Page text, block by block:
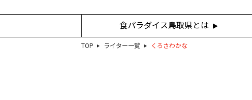
食パラダイス鳥取県とは
TOP ライター一覧 くろさわかな